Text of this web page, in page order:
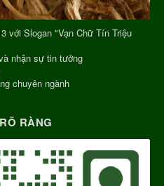
với Slogan "Vạn Chữ Tín Triệu
nhận sự tin tưởng
chuyên ngành
RÀNG